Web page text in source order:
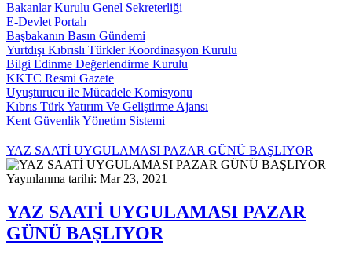
Bakanlar Kurulu Genel Sekreterliği
E-Devlet Portalı
Başbakanın Basın Gündemi
Yurtdışı Kıbrıslı Türkler Koordinasyon Kurulu
Bilgi Edinme Değerlendirme Kurulu
KKTC Resmi Gazete
Uyuşturucu ile Mücadele Komisyonu
Kıbrıs Türk Yatırım Ve Geliştirme Ajansı
Kent Güvenlik Yönetim Sistemi
YAZ SAATİ UYGULAMASI PAZAR GÜNÜ BAŞLIYOR
Yayınlanma tarihi: Mar 23, 2021
YAZ SAATİ UYGULAMASI PAZAR
GÜNÜ BAŞLIYOR